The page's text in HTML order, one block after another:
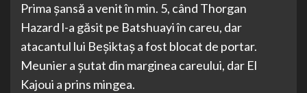
Prima şansă a venit în min. 5, când Thorgan
Hazard l-a găsit pe Batshuayi în careu, dar
atacantul lui Beşiktaş a fost blocat de portar.
Meunier a şutat din marginea careului, dar El
Kajoui a prins mingea.